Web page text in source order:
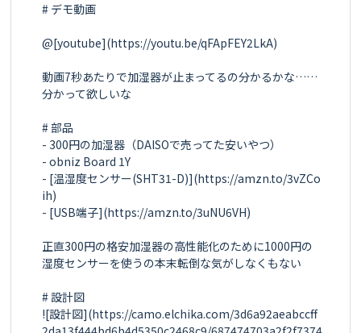
# デモ動画
@[youtube](https://youtu.be/qFApFEY2LkA)
動画7秒あたりで加湿器が止まってるの分かるかな……
分かって欲しいな
# 部品
- 300円の加湿器（DAISOで売ってた安いやつ）
- obniz Board 1Y
- [温湿度センサー(SHT31-D)](https://amzn.to/3vZCo
ih)
- [USB端子](https://amzn.to/3uNU6VH)
正直300円の格安加湿器の高性能化のために1000円の
湿度センサーを使うの本末転倒な気がしなくもない
# 設計図
![設計図](https://camo.elchika.com/3d6a92aeabccff